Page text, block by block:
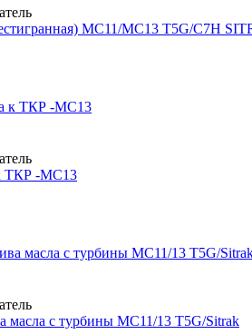
MC11/MC13 T5G/C7H
ТКР -MC13
масла с турбины МС11/13 T5G/Sitrak